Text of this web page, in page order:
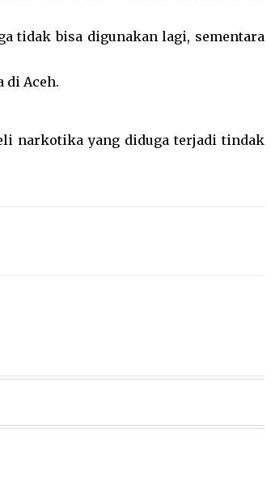
tidak bisa digunakan lagi, sementara
di Aceh.
narkotika yang diduga terjadi tindak